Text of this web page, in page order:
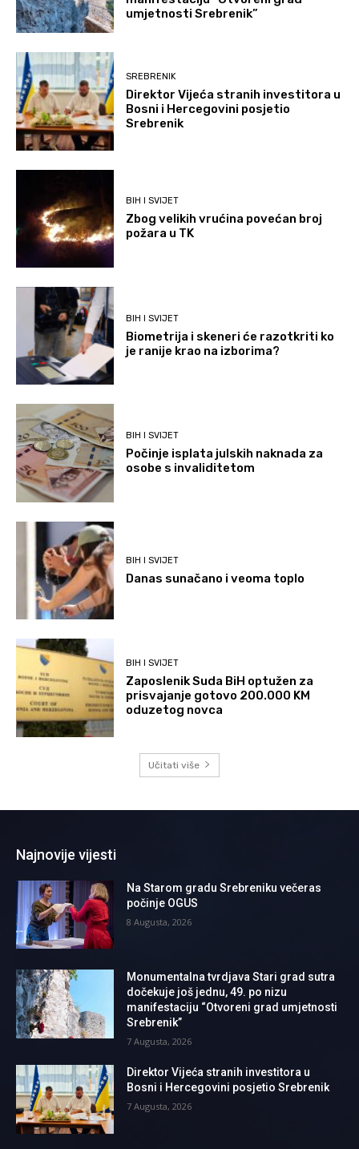
umjetnosti Srebrenik”
SREBRENIK
Direktor Vijeća stranih investitora u
Bosni i Hercegovini posjetio
Srebrenik
BIH I SVIJET
Zbog velikih vrućina povećan broj
požara u TK
BIH I SVIJET
Biometrija i skeneri će razotkriti ko
je ranije krao na izborima?
BIH I SVIJET
Počinje isplata julskih naknada za
osobe s invaliditetom
BIH I SVIJET
Danas sunačano i veoma toplo
BIH I SVIJET
Zaposlenik Suda BiH optužen za
prisvajanje gotovo 200.000 KM
oduzetog novca
Učitati više
Najnovije vijesti
Na Starom gradu Srebreniku večeras
počinje OGUS
8 Augusta, 2026
Monumentalna tvrdjava Stari grad sutra
dočekuje još jednu, 49. po nizu
manifestaciju “Otvoreni grad umjetnosti
Srebrenik”
7 Augusta, 2026
Direktor Vijeća stranih investitora u
Bosni i Hercegovini posjetio Srebrenik
7 Augusta, 2026